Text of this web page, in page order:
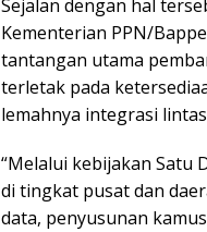
Sejalan dengan hal
Kementerian PPN/
tantangan utama
terletak pada
lemahnya integrasi
“Melalui kebijakan Satu
di tingkat pusat dan
data, penyusunan